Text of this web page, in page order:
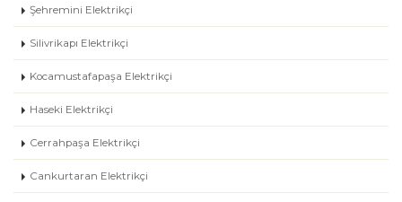
Şehremini Elektrikçi
Silivrikapı Elektrikçi
Kocamustafapaşa Elektrikçi
Haseki Elektrikçi
Cerrahpaşa Elektrikçi
Cankurtaran Elektrikçi